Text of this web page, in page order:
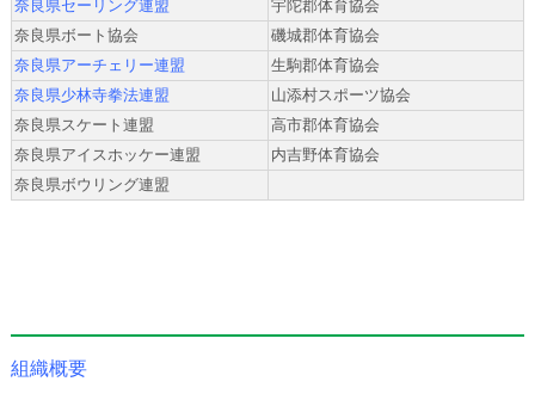
奈良県セーリング連盟
宇陀郡体育協会
奈良県ボート協会
磯城郡体育協会
奈良県アーチェリー連盟
生駒郡体育協会
奈良県少林寺拳法連盟
山添村スポーツ協会
奈良県スケート連盟
高市郡体育協会
奈良県アイスホッケー連盟
内吉野体育協会
奈良県ボウリング連盟
組織概要